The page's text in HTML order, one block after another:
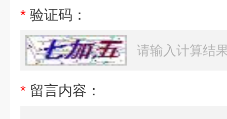
* 验证码：
* 留言内容：